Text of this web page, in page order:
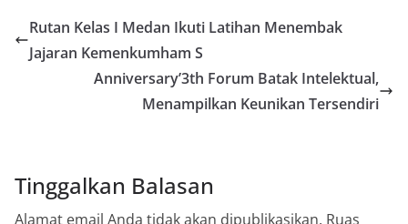
hanya berperan sebagai penyampai informasi
dan imbauan, tetapi juga sebagai mitra
masyarakat dalam menjaga keamanan lingkungan
secara bersama-sama.‎‎Kehadiran
Bhabinkamtibmas di tengah-tengah warga
diharapkan dapat semakin mempererat
keamanan, ketertiban, dan kekompakan
lingkungan, khususnya dalam menyambut
Rutan Kelas I Medan Ikuti Latihan Menembak
Jajaran Kemenkumham S
Anniversary’3th Forum Batak Intelektual,
Menampilkan Keunikan Tersendiri
Tinggalkan Balasan
Alamat email Anda tidak akan dipublikasikan. Ruas